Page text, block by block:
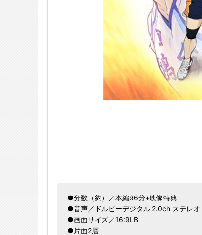
●分数（約）／本編96分+映像特典
●音声／ドルビーデジタル 2.0ch ステレオ
●画面サイズ／16:9LB
●片面2層